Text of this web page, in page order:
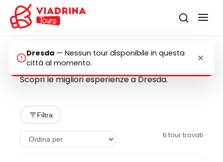
Dresda — Nessun tour disponibile in questa
città al momento.
Tour a Dresda
Scopri le migliori esperienze a Dresda.
Filtra
6 tour trovati